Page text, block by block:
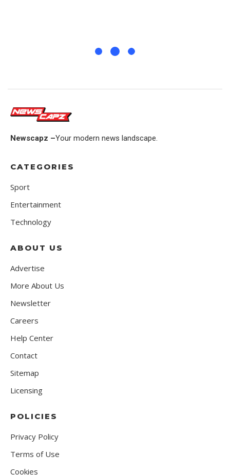
Newscapz –Your modern news landscape.
CATEGORIES
Sport
Entertainment
Technology
ABOUT US
Advertise
More About Us
Newsletter
Careers
Help Center
Contact
Sitemap
Licensing
POLICIES
Privacy Policy
Terms of Use
Cookies